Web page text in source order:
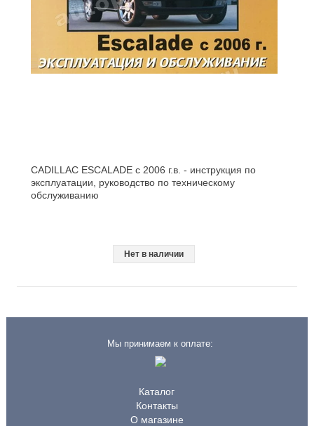
CADILLAC ESCALADE с 2006 г.в. - инструкция по
эксплуатации, руководство по техническому
обслуживанию
Нет в наличии
Мы принимаем к оплате:
Каталог
Контакты
О магазине